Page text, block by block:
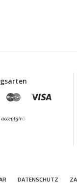
DATENSCHUTZ